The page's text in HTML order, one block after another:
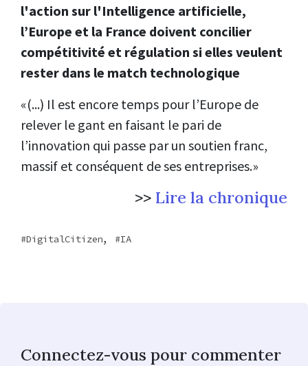
l'action sur l'Intelligence artificielle,
l’Europe et la France doivent concilier
compétitivité et régulation si elles veulent
rester dans le match technologique
«(...) Il est encore temps pour l’Europe de
relever le gant en faisant le pari de
l’innovation qui passe par un soutien franc,
massif et conséquent de ses entreprises.»
>> Lire la chronique
DigitalCitizen, IA
Connectez-vous pour commenter